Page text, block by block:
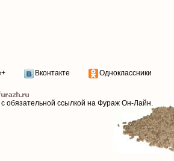
Вконтакте Одноклассники
обязательной ссылкой на Фураж Он-Лайн.